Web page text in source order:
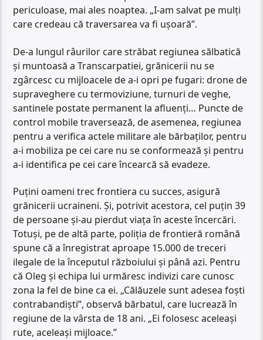
periculoase, mai ales noaptea. „I-am salvat pe mulți
care credeau că traversarea va fi ușoară”.
De-a lungul râurilor care străbat regiunea sălbatică
și muntoasă a Transcarpatiei, grănicerii nu se
zgârcesc cu mijloacele de a-i opri pe fugari: drone de
supraveghere cu termoviziune, turnuri de veghe,
santinele postate permanent la afluenți… Puncte de
control mobile traversează, de asemenea, regiunea
pentru a verifica actele militare ale bărbaților, pentru
a-i mobiliza pe cei care nu se conformează și pentru
a-i identifica pe cei care încearcă să evadeze.
Puțini oameni trec frontiera cu succes, asigură
grănicerii ucraineni. Și, potrivit acestora, cel puțin 39
de persoane și-au pierdut viața în aceste încercări.
Totuși, pe de altă parte, poliția de frontieră română
spune că a înregistrat aproape 15.000 de treceri
ilegale de la începutul războiului și până azi. Pentru
că Oleg și echipa lui urmăresc indivizi care cunosc
zona la fel de bine ca ei. „Călăuzele sunt adesea foști
contrabandiști”, observă bărbatul, care lucrează în
regiune de la vârsta de 18 ani. „Ei folosesc aceleași
rute, aceleași mijloace.”